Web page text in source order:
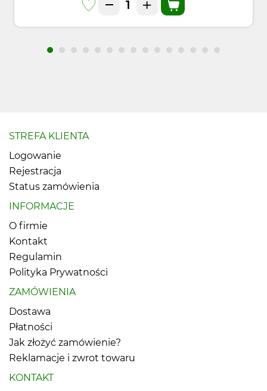
STREFA KLIENTA
Logowanie
Rejestracja
Status zamówienia
INFORMACJE
O firmie
Kontakt
Regulamin
Polityka Prywatności
ZAMÓWIENIA
Dostawa
Płatności
Jak złożyć zamówienie?
Reklamacje i zwrot towaru
KONTAKT